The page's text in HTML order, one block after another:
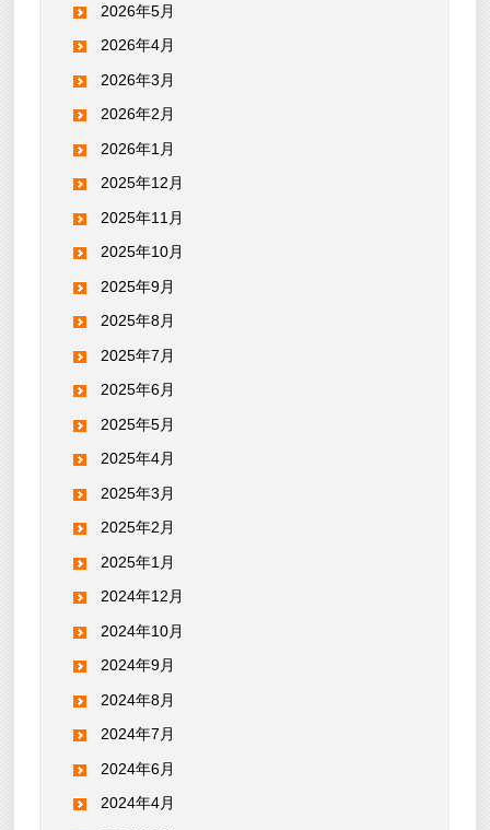
2026年5月
2026年4月
2026年3月
2026年2月
2026年1月
2025年12月
2025年11月
2025年10月
2025年9月
2025年8月
2025年7月
2025年6月
2025年5月
2025年4月
2025年3月
2025年2月
2025年1月
2024年12月
2024年10月
2024年9月
2024年8月
2024年7月
2024年6月
2024年4月